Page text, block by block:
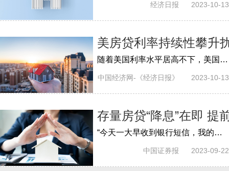
经济日报 2023-10-13
美房贷利率持续性攀升
随着美国利率水平居高不下，美国房地产抵押贷款利率不断走高。
中国经济网-《经济日报》 2023-10-13
存量房贷“降息”在即 提
“今天一大早收到银行短信，我的房贷利率将从lpr 145bp，调整至lpr 0bp，每个月少还1500多元。”杭州的公司白领陈辰告诉中国证券报记者。
中国证券报 2023-09-22